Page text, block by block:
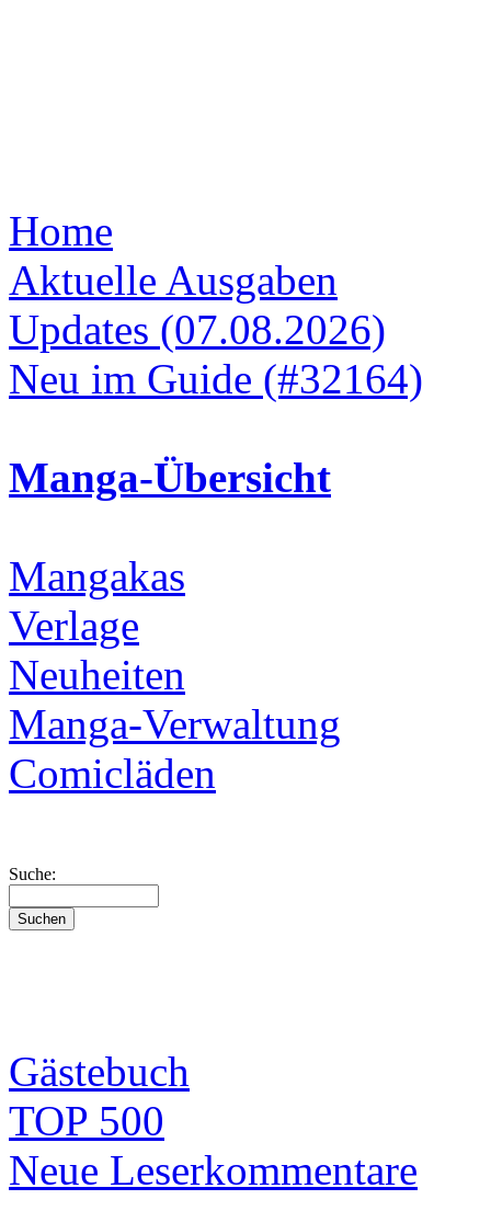
Home
Aktuelle Ausgaben
Updates (07.08.2026)
Neu im Guide (#32164)
Manga-Übersicht
Mangakas
Verlage
Neuheiten
Manga-Verwaltung
Comicläden
Suche:
Gästebuch
TOP 500
Neue Leserkommentare